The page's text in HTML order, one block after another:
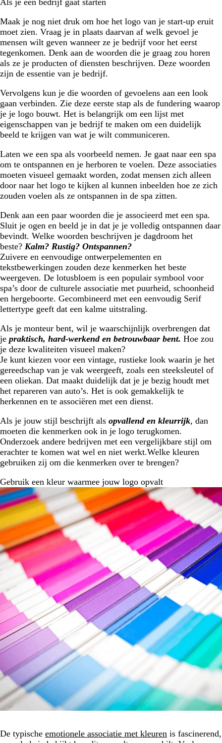
Maak je nog niet druk om hoe het logo van je start-up eruit
moet zien. Vraag je in plaats daarvan af welk gevoel je
mensen wilt geven wanneer ze je bedrijf voor het eerst
tegenkomen. Denk aan de woorden die je graag zou horen
als ze je producten of diensten beschrijven. Deze woorden
zijn de essentie van je bedrijf.
Vervolgens kun je die woorden of gevoelens aan een look
gaan verbinden. Zie deze eerste stap als de fundering waarop
je je logo bouwt. Het is belangrijk om een lijst met
eigenschappen van je bedrijf te maken om een duidelijk
beeld te krijgen van wat je wilt communiceren.
Laten we een spa als voorbeeld nemen. Je gaat naar een spa
om te ontspannen en je herboren te voelen. Deze associaties
moeten visueel gemaakt worden, zodat mensen zich alleen
door naar het logo te kijken al kunnen inbeelden hoe ze zich
zouden voelen als ze ontspannen in de spa zitten.
Denk aan een paar woorden die je associeerd met een spa.
Sluit je ogen en beeld je in dat je je volledig ontspannen daar
bevindt. Welke woorden beschrijven je dagdroom het
beste? Kalm? Rustig? Ontspannen?
Zuivere en eenvoudige ontwerpelementen en
tekstbewerkingen zouden deze kenmerken het beste
weergeven. De lotusbloem is een populair symbool voor
spa’s door de culturele associatie met puurheid, schoonheid
en hergeboorte. Gecombineerd met een eenvoudig Serif
lettertype geeft dat een kalme uitstraling.
Als je monteur bent, wil je waarschijnlijk overbrengen dat
je praktisch, hard-werkend en betrouwbaar bent. Hoe zou
je deze kwaliteiten visueel maken?
Je kunt kiezen voor een vintage, rustieke look waarin je het
gereedschap van je vak weergeeft, zoals een steeksleutel of
een oliekan. Dat maakt duidelijk dat je je bezig houdt met
het repareren van auto’s. Het is ook gemakkelijk te
herkennen en te associëren met een dienst.
Als je jouw stijl beschrijft als opvallend en kleurrijk, dan
moeten die kenmerken ook in je logo terugkomen.
Onderzoek andere bedrijven met een vergelijkbare stijl om
erachter te komen wat wel en niet werkt.Welke kleuren
gebruiken zij om die kenmerken over te brengen?
Gebruik een kleur waarmee jouw logo opvalt
De typische emotionele associatie met kleuren is fascinerend,